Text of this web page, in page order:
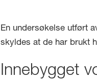
En undersøkelse utført
skyldes at de har brukt
Innebygget